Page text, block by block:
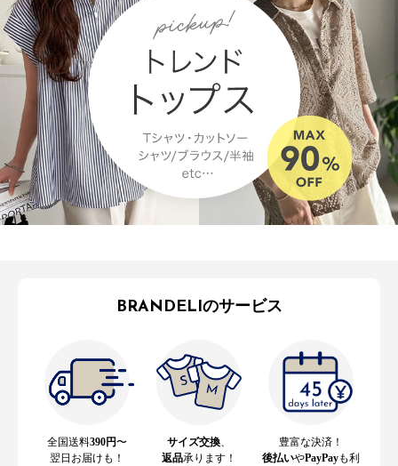
BRANDELIのサービス
全国送料390円〜
翌日お届けも！
サイズ交換
返品承ります！
豊富な決済！
後払いやPayPayも利